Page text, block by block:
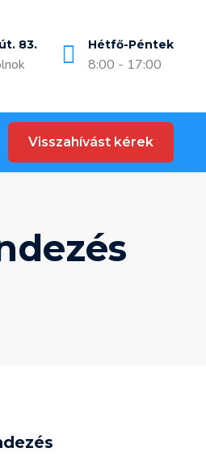
83. Hétfő-Péntek
8:00 - 17:00
Visszahívást kérek